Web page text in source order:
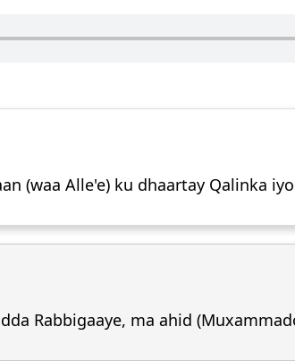
(waa Alle'e) ku dhaartay Qalinka
Rabbigaaye, ma ahid